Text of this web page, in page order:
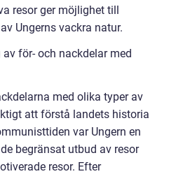
resor ger möjlighet till
Ungerns vackra natur.
för- och nackdelar med
med olika typer av
att förstå landets historia
var Ungern en
begränsat utbud av resor
resor. Efter